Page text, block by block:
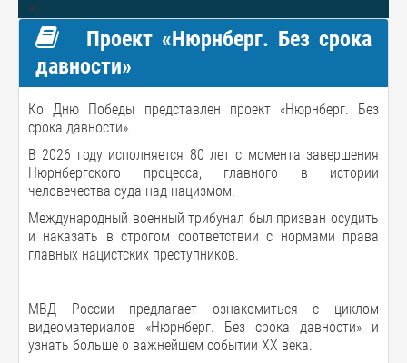
Проект «Нюрнберг. Без срока
давности»
Ко Дню Победы представлен проект «Нюрнберг. Без
срока давности».
В 2026 году исполняется 80 лет с момента завершения
Нюрнбергского процесса, главного в истории
человечества суда над нацизмом.
Международный военный трибунал был призван осудить
и наказать в строгом соответствии с нормами права
главных нацистских преступников.
МВД России предлагает ознакомиться с циклом
видеоматериалов «Нюрнберг. Без срока давности» и
узнать больше о важнейшем событии ХХ века.